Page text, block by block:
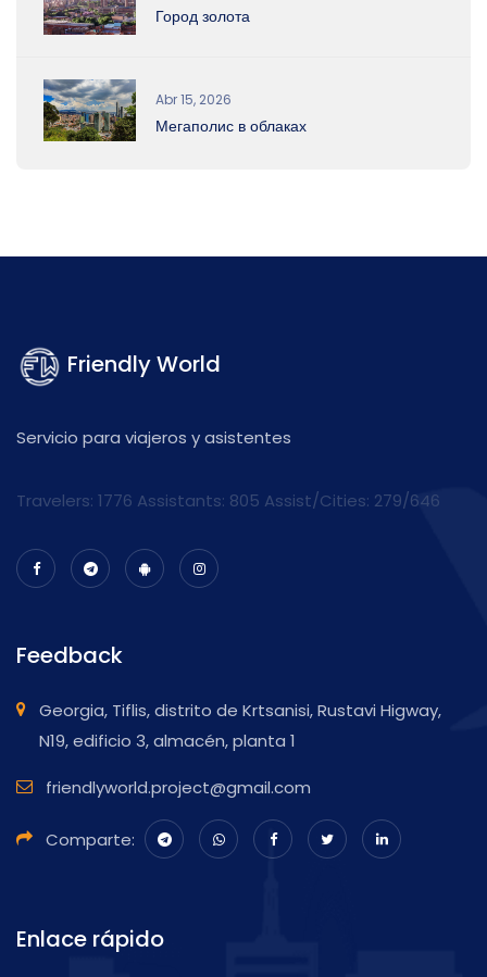
Город золота
Abr 15, 2026
Мегаполис в облаках
Friendly World
Servicio para viajeros y asistentes
Travelers: 1776 Assistants: 805 Assist/Cities: 279/646
Feedback
Georgia, Tiflis, distrito de Krtsanisi, Rustavi Higway,
N19, edificio 3, almacén, planta 1
friendlyworld.project@gmail.com
Comparte:
Enlace rápido